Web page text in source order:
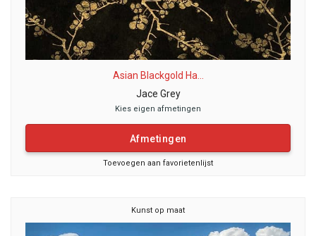
Asian Blackgold Ha...
Jace Grey
Kies eigen afmetingen
Afmetingen
Toevoegen aan favorietenlijst
Kunst op maat